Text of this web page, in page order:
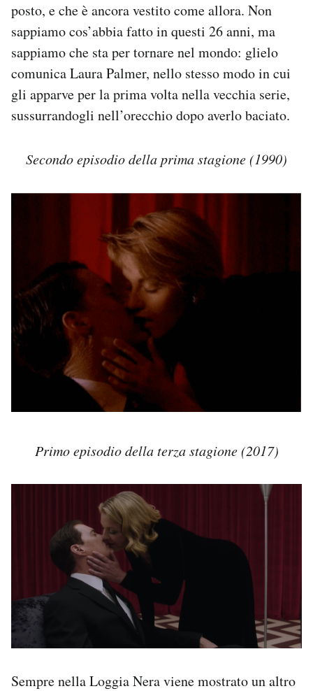
posto, e che è ancora vestito come allora. Non
sappiamo cos’abbia fatto in questi 26 anni, ma
sappiamo che sta per tornare nel mondo: glielo
comunica Laura Palmer, nello stesso modo in cui
gli apparve per la prima volta nella vecchia serie,
sussurrandogli nell’orecchio dopo averlo baciato.
Secondo episodio della prima stagione (1990)
Primo episodio della terza stagione (2017)
Sempre nella Loggia Nera viene mostrato un altro